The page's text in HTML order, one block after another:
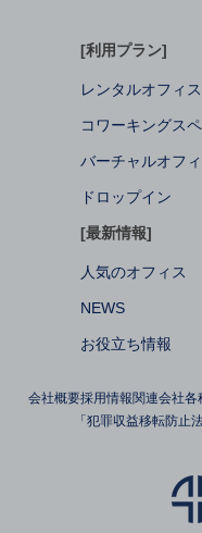
[利用プラン]
レンタルオフィス
コワーキングス
バーチャルオフ
ドロップイン
[最新情報]
人気のオフィス
NEWS
お役立ち情報
会社概要採用情報関連会社各
「犯罪収益移転防止